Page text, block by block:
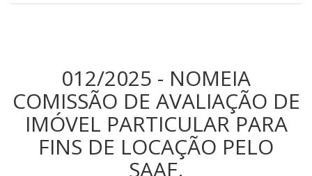
012/2025 - NOMEIA
COMISSÃO DE AVALIAÇÃO DE
IMÓVEL PARTICULAR PARA
FINS DE LOCAÇÃO PELO
SAAE.